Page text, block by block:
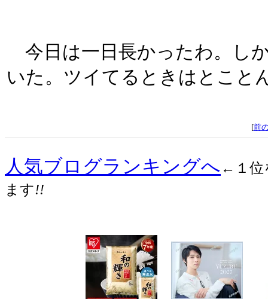
今日は一日長かったわ。し
いた。ツイてるときはとこと
[前
人気ブログランキングへ ←１位
ます!!